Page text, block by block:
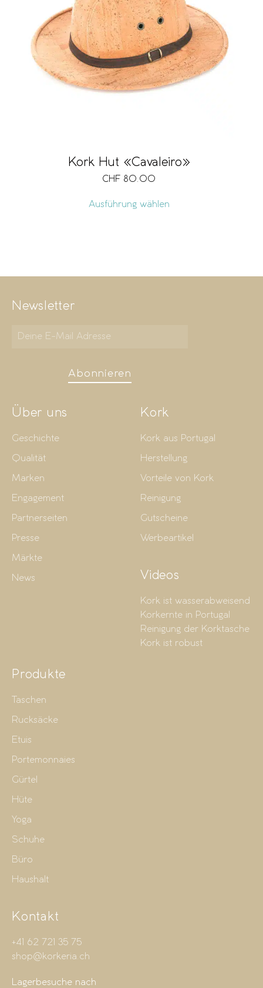
Kork Hut «Cavaleiro»
CHF 80.00
Ausführung wählen
Newsletter
Abonnieren
Über uns
Geschichte
Qualität
Marken
Engagement
Partnerseiten
Presse
Märkte
News
Kork
Kork aus Portugal
Herstellung
Vorteile von Kork
Reinigung
Gutscheine
Werbeartikel
Videos
Kork ist wasserabweisend
Korkernte in Portugal
Reinigung der Korktasche
Kork ist robust
Produkte
Taschen
Rucksäcke
Etuis
Portemonnaies
Gürtel
Hüte
Yoga
Schuhe
Büro
Haushalt
Kontakt
+41 62 721 35 75
shop@korkeria.ch
Lagerbesuche nach